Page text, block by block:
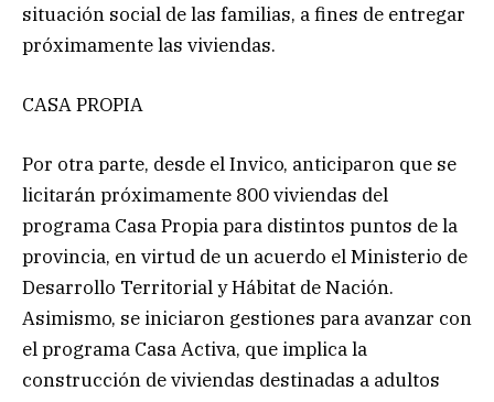
situación social de las familias, a fines de entregar
próximamente las viviendas.
CASA PROPIA
Por otra parte, desde el Invico, anticiparon que se
licitarán próximamente 800 viviendas del
programa Casa Propia para distintos puntos de la
provincia, en virtud de un acuerdo el Ministerio de
Desarrollo Territorial y Hábitat de Nación.
Asimismo, se iniciaron gestiones para avanzar con
el programa Casa Activa, que implica la
construcción de viviendas destinadas a adultos